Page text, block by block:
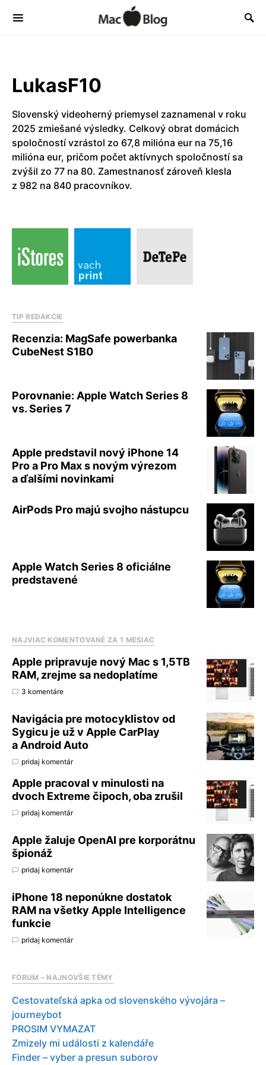
LukasF10
Slovenský videoherný priemysel zaznamenal v roku
2025 zmiešané výsledky. Celkový obrat domácich
spoločností vzrástol zo 67,8 milióna eur na 75,16
milióna eur, pričom počet aktívnych spoločností sa
zvýšil zo 77 na 80. Zamestnanosť zároveň klesla
z 982 na 840 pracovníkov.
TIP REDAKCIE
Recenzia: MagSafe powerbanka
CubeNest S1B0
Porovnanie: Apple Watch Series 8
vs. Series 7
Apple predstavil nový iPhone 14
Pro a Pro Max s novým výrezom
a ďalšími novinkami
AirPods Pro majú svojho nástupcu
Apple Watch Series 8 oficiálne
predstavené
NAJVIAC KOMENTOVANÉ ZA 1 MESIAC
Apple pripravuje nový Mac s 1,5TB
RAM, zrejme sa nedoplatíme
3 komentáre
Navigácia pre motocyklistov od
Sygicu je už v Apple CarPlay
a Android Auto
pridaj komentár
Apple pracoval v minulosti na
dvoch Extreme čipoch, oba zrušil
pridaj komentár
Apple žaluje OpenAI pre korporátnu
špionáž
pridaj komentár
iPhone 18 neponúkne dostatok
RAM na všetky Apple Intelligence
funkcie
pridaj komentár
FÓRUM – NAJNOVŠIE TÉMY
Cestovateľská apka od slovenského vývojára –
journeybot
PROSIM VYMAZAT
Zmizely mi události z kalendáře
Finder – vyber a presun suborov